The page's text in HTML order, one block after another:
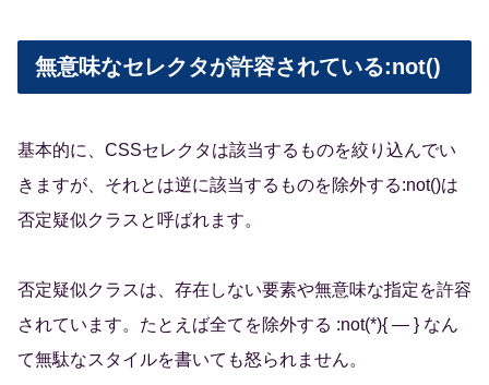
無意味なセレクタが許容されている:not()
基本的に、CSSセレクタは該当するものを絞り込んでい
きますが、それとは逆に該当するものを除外する:not()は
否定疑似クラスと呼ばれます。
否定疑似クラスは、存在しない要素や無意味な指定を許容
されています。たとえば全てを除外する :not(*){ — } なん
て無駄なスタイルを書いても怒られません。